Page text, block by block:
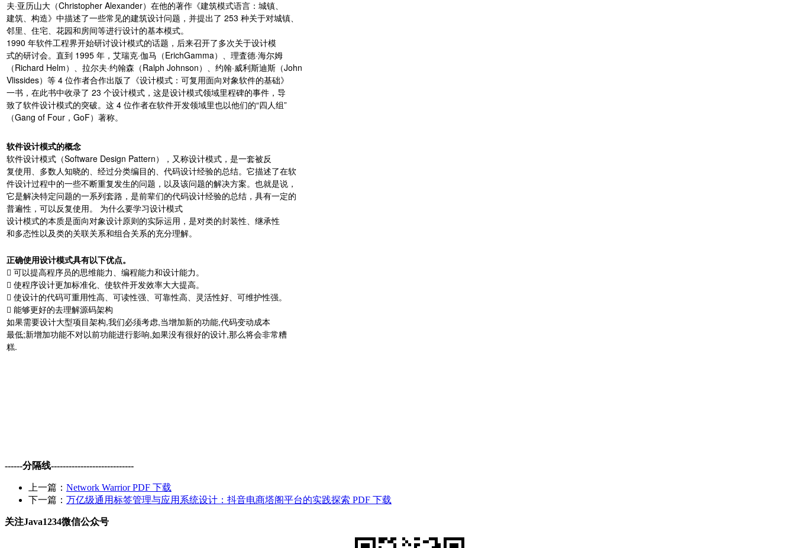
夫·亚历山大（Christopher Alexander）在他的著作《建筑模式语言：城镇、
建筑、构造》中描述了一些常见的建筑设计问题，并提出了 253 种关于对城镇、
邻里、住宅、花园和房间等进行设计的基本模式。
1990 年软件工程界开始研讨设计模式的话题，后来召开了多次关于设计模
式的研讨会。直到 1995 年，艾瑞克·伽马（ErichGamma）、理査德·海尔姆
（Richard Helm）、拉尔夫·约翰森（Ralph Johnson）、约翰·威利斯迪斯（John
Vlissides）等 4 位作者合作出版了《设计模式：可复用面向对象软件的基础》
一书，在此书中收录了 23 个设计模式，这是设计模式领域里程碑的事件，导
致了软件设计模式的突破。这 4 位作者在软件开发领域里也以他们的“四人组”
（Gang of Four，GoF）著称。
软件设计模式的概念
软件设计模式（Software Design Pattern），又称设计模式，是一套被反
复使用、多数人知晓的、经过分类编目的、代码设计经验的总结。它描述了在软
件设计过程中的一些不断重复发生的问题，以及该问题的解决方案。也就是说，
它是解决特定问题的一系列套路，是前辈们的代码设计经验的总结，具有一定的
普遍性，可以反复使用。 为什么要学习设计模式
设计模式的本质是面向对象设计原则的实际运用，是对类的封装性、继承性
和多态性以及类的关联关系和组合关系的充分理解。
正确使用设计模式具有以下优点。
 可以提高程序员的思维能力、编程能力和设计能力。
 使程序设计更加标准化、使软件开发效率大大提高。
 使设计的代码可重用性高、可读性强、可靠性高、灵活性好、可维护性强。
 能够更好的去理解源码架构
如果需要设计大型项目架构,我们必须考虑,当增加新的功能,代码变动成本
最低;新增加功能不对以前功能进行影响,如果没有很好的设计,那么将会非常糟
糕.
------分隔线----------------------------
上一篇： Network Warrior PDF 下载
下一篇： 万亿级通用标签管理与应用系统设计：抖音电商塔阁平台的实践探索 PDF 下载
关注Java1234微信公众号